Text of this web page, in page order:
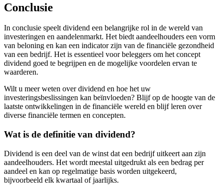
Conclusie
In conclusie speelt dividend een belangrijke rol in de wereld van
investeringen en aandelenmarkt. Het biedt aandeelhouders een vorm
van beloning en kan een indicator zijn van de financiële gezondheid
van een bedrijf. Het is essentieel voor beleggers om het concept
dividend goed te begrijpen en de mogelijke voordelen ervan te
waarderen.
Wilt u meer weten over dividend en hoe het uw
investeringsbeslissingen kan beïnvloeden? Blijf op de hoogte van de
laatste ontwikkelingen in de financiële wereld en blijf leren over
diverse financiële termen en concepten.
Wat is de definitie van dividend?
Dividend is een deel van de winst dat een bedrijf uitkeert aan zijn
aandeelhouders. Het wordt meestal uitgedrukt als een bedrag per
aandeel en kan op regelmatige basis worden uitgekeerd,
bijvoorbeeld elk kwartaal of jaarlijks.